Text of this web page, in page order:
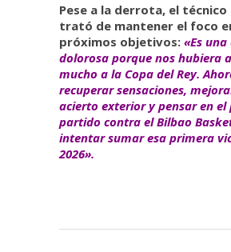
Pese a la derrota, el técnico
trató de mantener el foco
próximos objetivos: «Es
dolorosa porque nos hubiera
mucho a la Copa del Rey.
recuperar sensaciones,
acierto exterior y pensar en el
partido contra el Bilbao
intentar sumar esa primera
2026».